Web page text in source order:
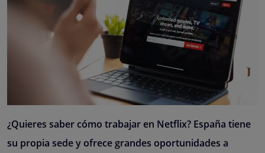
¿Quieres saber cómo trabajar en Netflix? España tiene
su propia sede y ofrece grandes oportunidades a